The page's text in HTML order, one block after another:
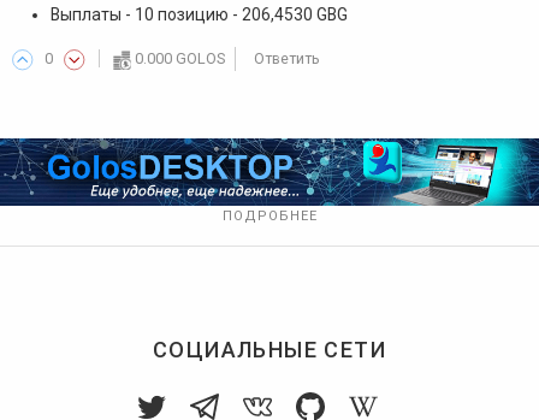
Выплаты - 10 позицию - 206,4530 GBG
0 0.000 GOLOS Ответить
ПОДРОБНЕЕ
СОЦИАЛЬНЫЕ СЕТИ